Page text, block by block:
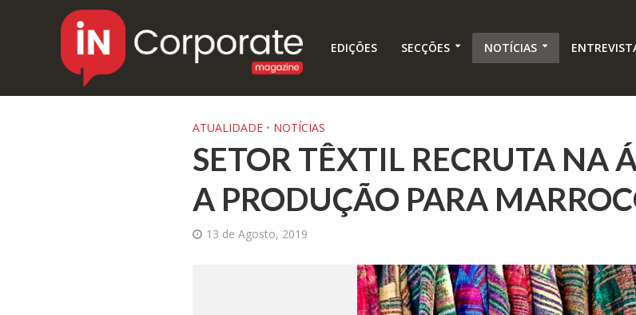
EDIÇÕES SECÇÕES NOTÍCIAS
ATUALIDADE • NOTÍCIAS
SETOR TÊXTIL RECRUTA NA
A PRODUÇÃO PARA
13 de Agosto, 2019